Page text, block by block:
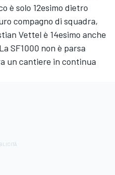
è solo 12esimo dietro
compagno di squadra,
Vettel è 14esimo anche
SF1000 non è parsa
un cantiere in continua